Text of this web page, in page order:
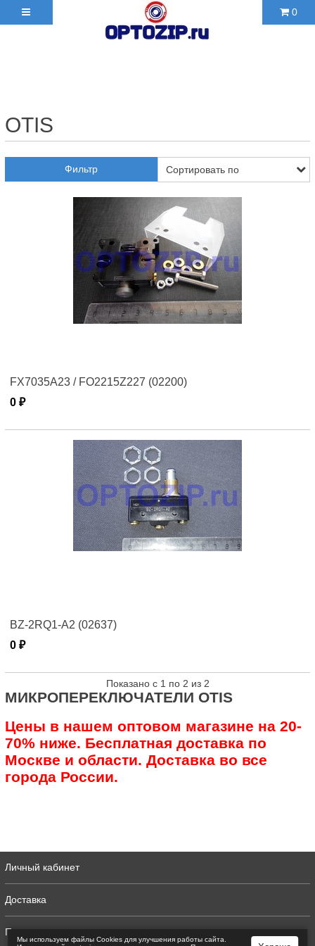
0
OTIS
Фильтр
FX7035A23 / FO2215Z227 (02200)
0 ₽
BZ-2RQ1-A2 (02637)
0 ₽
Показано с 1 по 2 из 2
МИКРОПЕРЕКЛЮЧАТЕЛИ OTIS
Цены в нашем оптовом магазине на 20-
70% ниже. Бесплатная доставка по
Москве и области. Доставка во все
города России.
Личный кабинет
Доставка
Полная версия
Мы используем файлы Сookies для улучшения работы сайта.